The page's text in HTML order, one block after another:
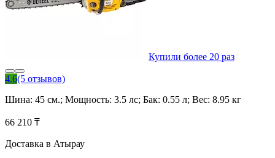
Купили более 20 раз
4.6(5 отзывов)
Шина: 45 см.; Мощность: 3.5 лс; Бак: 0.55 л; Вес: 8.95 кг
66 210 ₸
Доставка в Атырау